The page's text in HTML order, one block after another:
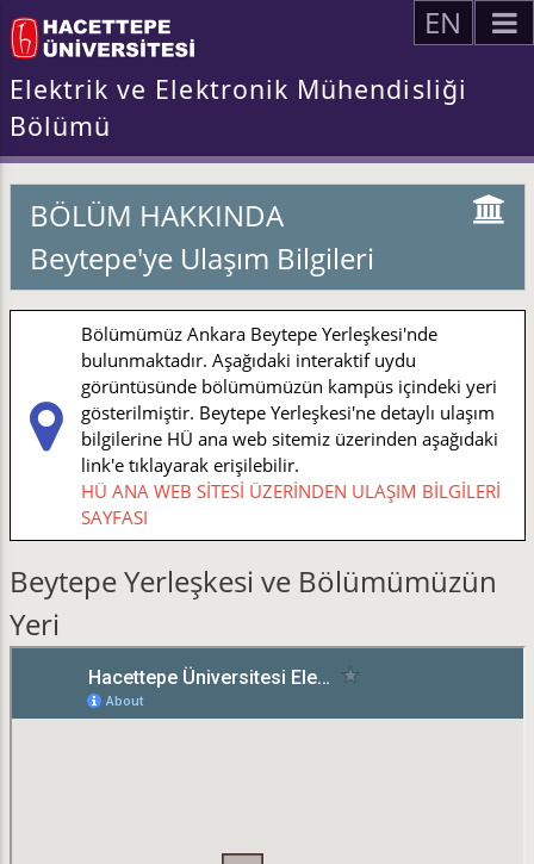
EN
Elektrik ve Elektronik Mühendisliği
Bölümü
BÖLÜM HAKKINDA
Beytepe'ye Ulaşım Bilgileri
Bölümümüz Ankara Beytepe Yerleşkesi'nde
bulunmaktadır. Aşağıdaki interaktif uydu
görüntüsünde bölümümüzün kampüs içindeki yeri
gösterilmiştir. Beytepe Yerleşkesi'ne detaylı ulaşım
bilgilerine HÜ ana web sitemiz üzerinden aşağıdaki
link'e tıklayarak erişilebilir.
HÜ ANA WEB SİTESİ ÜZERİNDEN ULAŞIM BİLGİLERİ
SAYFASI
Beytepe Yerleşkesi ve Bölümümüzün
Yeri